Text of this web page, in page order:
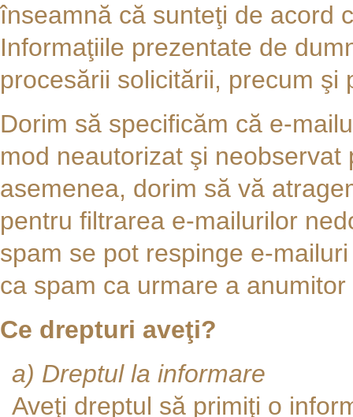
înseamnă că sunteţi de acord
Informaţiile prezentate de
procesării solicitării, precum
Dorim să specificăm că e-
mod neautorizat şi
asemenea, dorim să vă
pentru filtrarea e-mailurilor
spam se pot respinge e-
ca spam ca urmare a
Ce drepturi aveţi?
a) Dreptul la informare
Aveţi dreptul să primiţi o